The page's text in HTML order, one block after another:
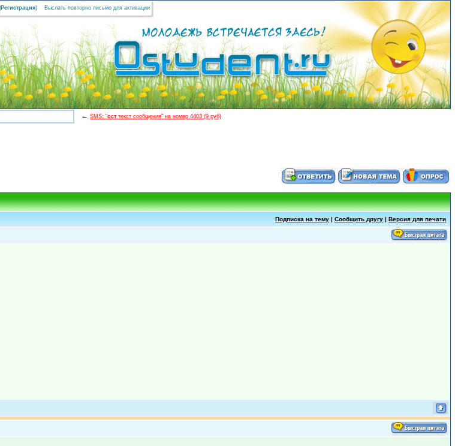
Регистрация) Выслать повторно письмо для активации
← SMS: "осттекст сообщения" на номер 4403 (9 руб)
Подписка на тему |Сообщить другу |Версия для печати